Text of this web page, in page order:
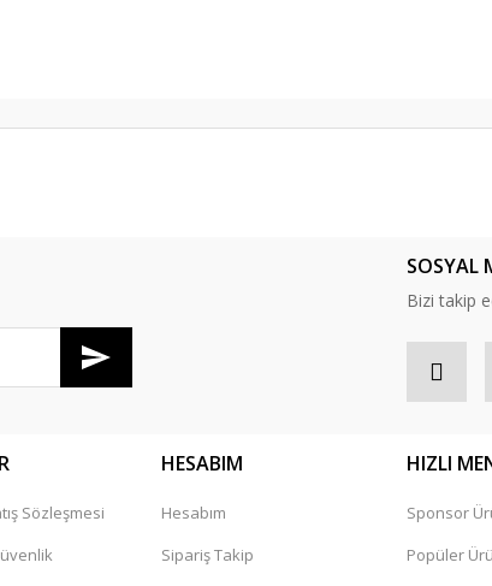
SOSYAL
Bizi takip
Sözleşmesi
HESABIM
Hesabım
Sipariş Takip
HIZLI
Sponsor
Popüler